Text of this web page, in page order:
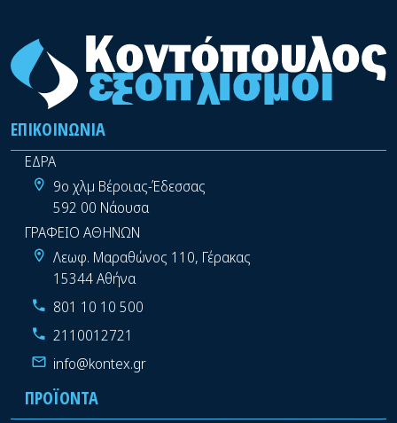
ΕΠΙΚΟΙΝΩΝΊΑ
ΕΔΡΑ
9ο χλμ Βέροιας-Έδεσσας
592 00 Νάουσα
ΓΡΑΦΕΙΟ ΑΘΗΝΩΝ
Λεωφ. Μαραθώνος 110, Γέρακας
15344 Αθήνα
801 10 10 500
2110012721
info@kontex.gr
ΠΡΟΪΌΝΤΑ